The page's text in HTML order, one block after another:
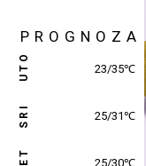
PROGNOZA
UTO 28/32℃
SRI 26/31℃
26/31℃